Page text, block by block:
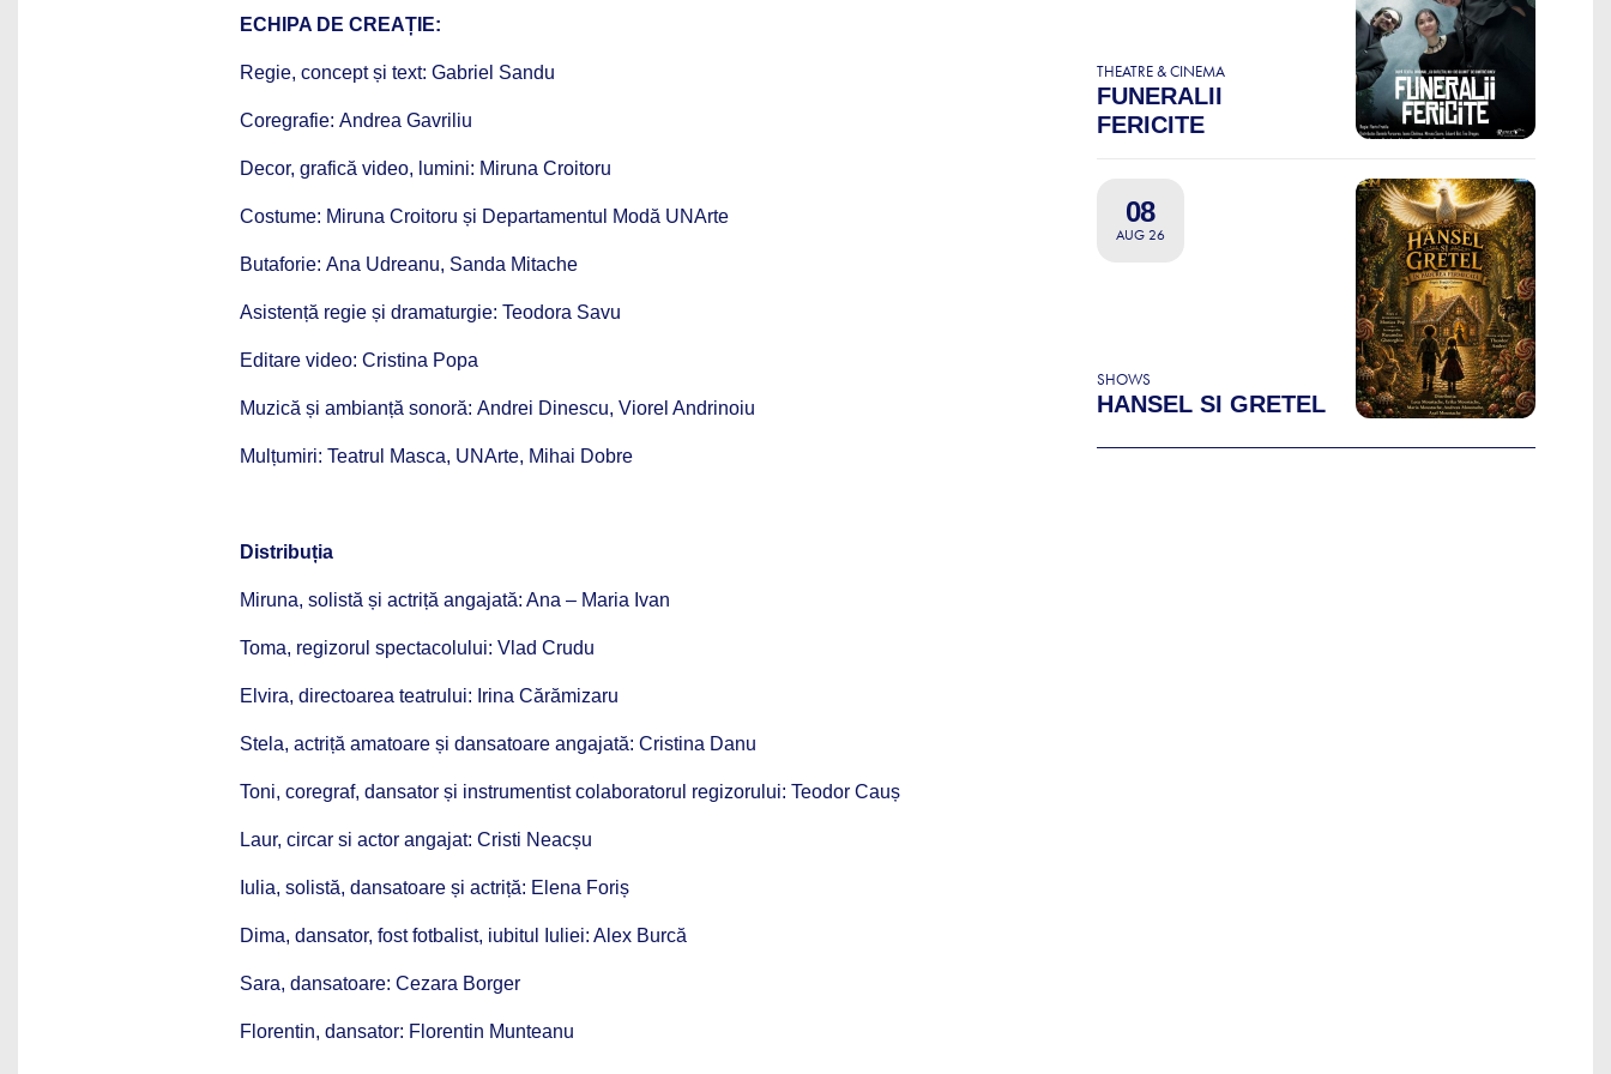
ECHIPA DE CREAȚIE:
Regie, concept și text: Gabriel Sandu
Coregrafie: Andrea Gavriliu
Decor, grafică video, lumini: Miruna Croitoru
Costume: Miruna Croitoru și Departamentul Modă UNArte
Butaforie: Ana Udreanu, Sanda Mitache
Asistență regie și dramaturgie: Teodora Savu
Editare video: Cristina Popa
Muzică și ambianță sonoră: Andrei Dinescu, Viorel Andrinoiu
Mulțumiri: Teatrul Masca, UNArte, Mihai Dobre
Distribuția
Miruna, solistă și actriță angajată: Ana – Maria Ivan
Toma, regizorul spectacolului: Vlad Crudu
Elvira, directoarea teatrului: Irina Cărămizaru
Stela, actriță amatoare și dansatoare angajată: Cristina Danu
Toni, coregraf, dansator și instrumentist colaboratorul regizorului: Teodor Cauș
Laur, circar si actor angajat: Cristi Neacșu
Iulia, solistă, dansatoare și actriță: Elena Foriș
Dima, dansator, fost fotbalist, iubitul Iuliei: Alex Burcă
Sara, dansatoare: Cezara Borger
Florentin, dansator: Florentin Munteanu
THEATRE & CINEMA
FUNERALII
FERICITE
08
AUG 26
SHOWS
HANSEL SI GRETEL